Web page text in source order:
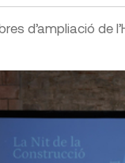
d’ampliació de